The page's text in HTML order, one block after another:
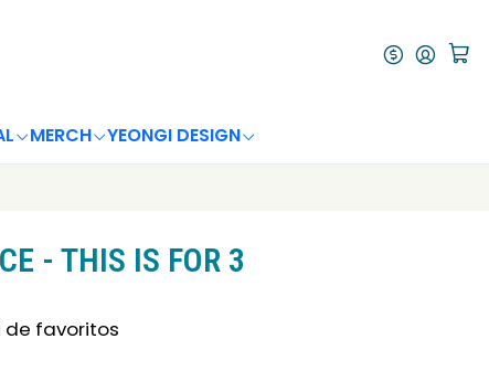
MERCH YEONGI DESIGN
- THIS IS FOR 3
de favoritos